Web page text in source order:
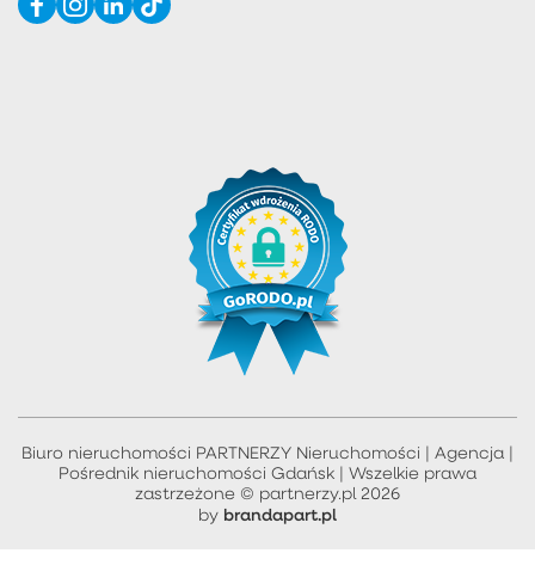
Biuro nieruchomości PARTNERZY Nieruchomości | Agencja |
Pośrednik nieruchomości Gdańsk | Wszelkie prawa
zastrzeżone © partnerzy.pl 2026
by brandapart.pl